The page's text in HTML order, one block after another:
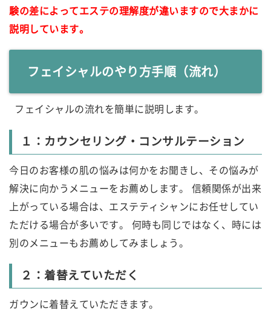
験の差によってエステの理解度が違いますので大まかに
説明しています。
フェイシャルのやり方手順（流れ）
フェイシャルの流れを簡単に説明します。
１：カウンセリング・コンサルテーション
今日のお客様の肌の悩みは何かをお聞きし、その悩みが
解決に向かうメニューをお薦めします。 信頼関係が出来
上がっている場合は、エステティシャンにお任せしてい
ただける場合が多いです。 何時も同じではなく、時には
別のメニューもお薦めしてみましょう。
２：着替えていただく
ガウンに着替えていただきます。